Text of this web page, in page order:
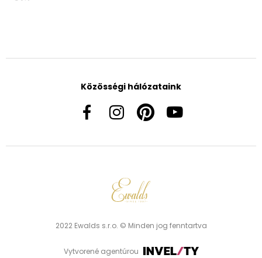
Közösségi hálózataink
2022 Ewalds s.r.o. © Minden jog fenntartva
Vytvorené agentúrou